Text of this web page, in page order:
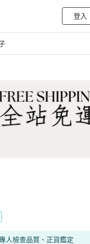
登入
人檢查品質、正貨鑑定